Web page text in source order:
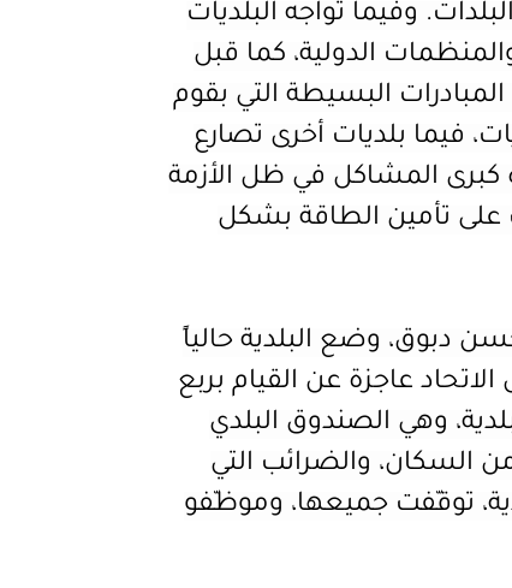
وفيما تواجه البلديات
الدولية، كما قبل
البسيطة التي بقوم
فيما بلديات أخرى تصارع
كبرى المشاكل في ظل الأزمة
على تأمين الطاقة بشكل
دبوق، وضع البلدية حالياً
عاجزة عن القيام بربع
وهي الصندوق البلدي
السكان، والضرائب التي
توقّفت جميعها، وموظّفو